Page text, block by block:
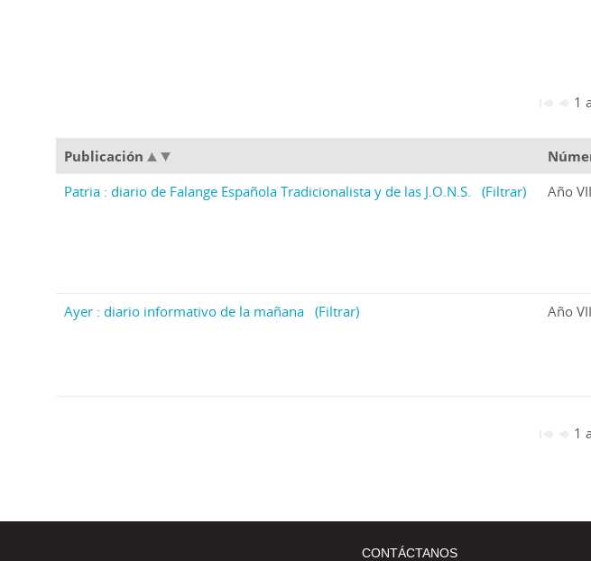
1
Publicación
Patria : diario de Falange Española Tradicionalista y de las J.O.N.S.
(Filtrar) Año
Ayer : diario informativo de la mañana (Filtrar) Año
1
CONTÁCTANOS